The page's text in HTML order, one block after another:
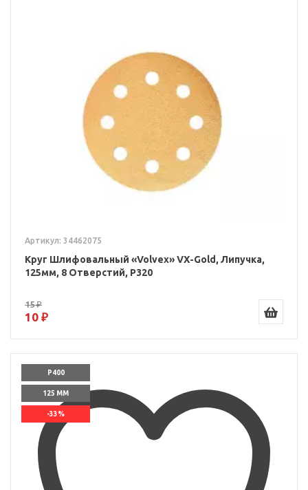
Артикул: 34462075
Круг Шлифовальный «Volvex» VX-Gold, Липучка,
125мм, 8 Отверстий, P320
15 ₽
10 ₽
P400
125 ММ
-33%